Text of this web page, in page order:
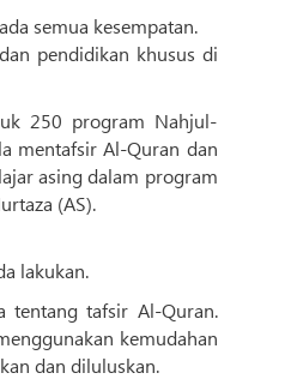
semua kesempatan.
pendidikan khusus di
250 program Nahjul-
mentafsir Al-Quran dan
asing dalam program
(AS).
lakukan.
tentang tafsir Al-Quran.
kemudahan
dan diluluskan.